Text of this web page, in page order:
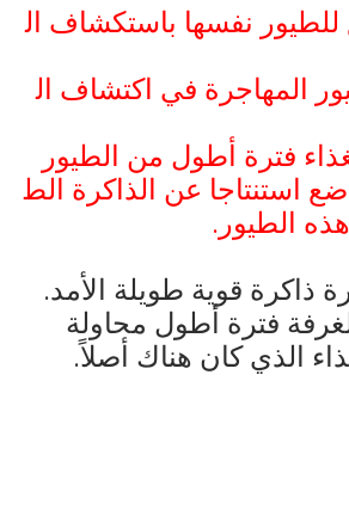
نفسها باستكشاف ال
المهاجرة في اكتشاف ال
فترة أطول من الطيور
استنتاجا عن الذاكرة الط
الطيور.
ذاكرة قوية طويلة الأمد.
فترة أطول محاولة
الذي كان هناك أصلاً.